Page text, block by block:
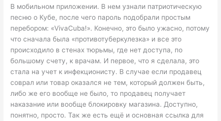
В мобильном приложении. В нем узнали патриотическую
песню о Кубе, после чего пароль подобрали простым
перебором: «VivaCuba!». Конечно, это было ужасно, потому
что сначала была «противотуберкулезка» и все это
происходило в стенах тюрьмы, где нет доступа, по
большому счету, к врачам. И первое, что я сделала, это
стала на учет к инфекционисту. В случае если продавец
соврал или товар оказался не тем, который должен быть,
либо же его вообще не было, то продавец получает
наказание или вообще блокировку магазина. Доступно,
понятно, просто. Так же есть ещё и основная ссылка для